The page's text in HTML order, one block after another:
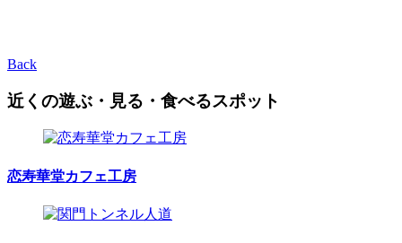
Back
近くの遊ぶ・見る・食べるスポット
恋寿華堂カフェ工房